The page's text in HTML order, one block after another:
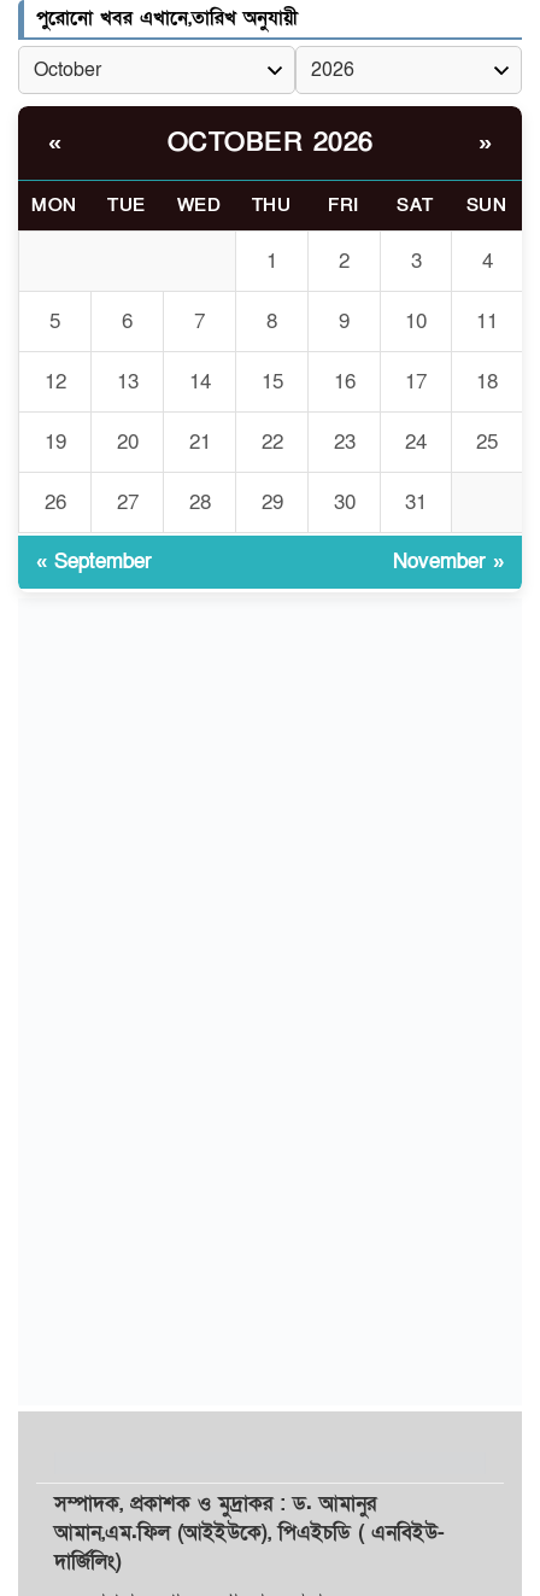
৫
র‍্যাব বিলুপ্ত হয়ে এসআরবি,
থাকছে নাগরিক অভিযোগের নতুন
ব্যবস্থা
৬
খোকসায় বিএনপি নেতা নাফিজ
গুরুতর আহত
সাঈদীর ছবিতে জুতা
আমির হামজা
৮
ইসলামী বিশ্ববিদ্যালয়র ৪৪
শিক্ষককে ঘিরে দেশব্যাপী গোপন
গঠিত হলো উচ্চপর্যায়ের কমিটি
৯
মাত্র ৯১ টন ভারতীয় মরিচেই
ভেঙে পড়ল বাজার/৪০০ টাকা
কেজি দাম কে ধরে রেখেছিল?
পুরোনো খবর এখানে,তারিখ অনুযায়ী
« OCTOBER 2026 »
MON TUE WED THU FRI SAT SUN
1 2 3 4
5 6 7 8 9 10 11
12 13 14 15 16 17 18
19 20 21 22 23 24 25
26 27 28 29 30 31
« September November »
সম্পাদক, প্রকাশকওমুদ্রাকর: ড. আমানুর
আমান,এম.ফিল (আইইউকে), পিএইচডি ( এনবিইউ-
দার্জিলিং)